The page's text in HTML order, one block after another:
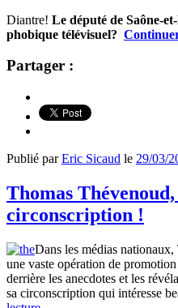
Diantre! Le député de Saône-
phobique télévisuel?
Partager :
Publié parEric Sicaud le 29/03/
Thomas
circonscription !
Dans les médias
une vaste opération de
derrière les anecdotes et les
sa circonscription qui intéresse